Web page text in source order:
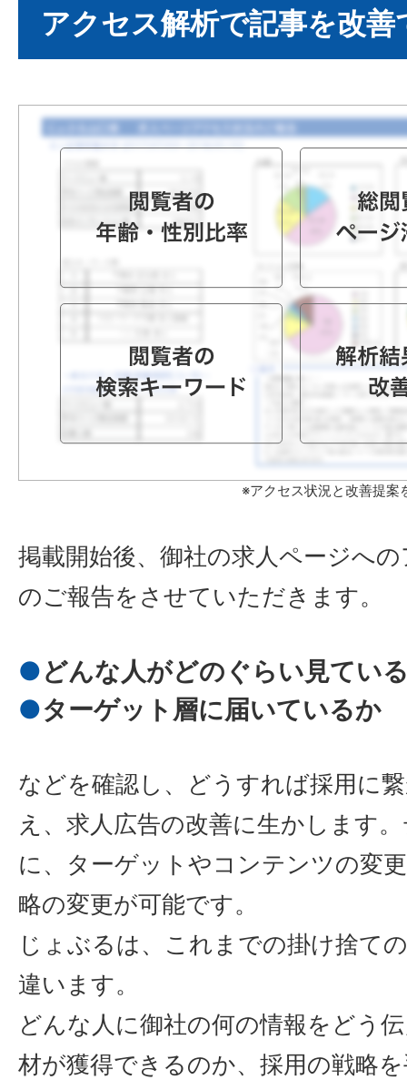
アクセス解析で記事を改善
※アクセス状況と改善提案
掲載開始後、御社の求人ページへ
のご報告をさせていただきます。
どんな人がどのぐらい見てい
ターゲット層に届いているか
などを確認し、どうすれば採用に
え、求人広告の改善に生かします
に、ターゲットやコンテンツの変
略の変更が可能です。
じょぶるは、これまでの掛け捨て
違います。
どんな人に御社の何の情報をどう
材が獲得できるのか、採用の戦略